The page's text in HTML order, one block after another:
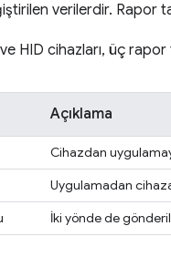
verilerdir. Rapor
HID cihazları, üç rapor
Açıklama
Cihazdan
Uygulamadan
İki yönde de